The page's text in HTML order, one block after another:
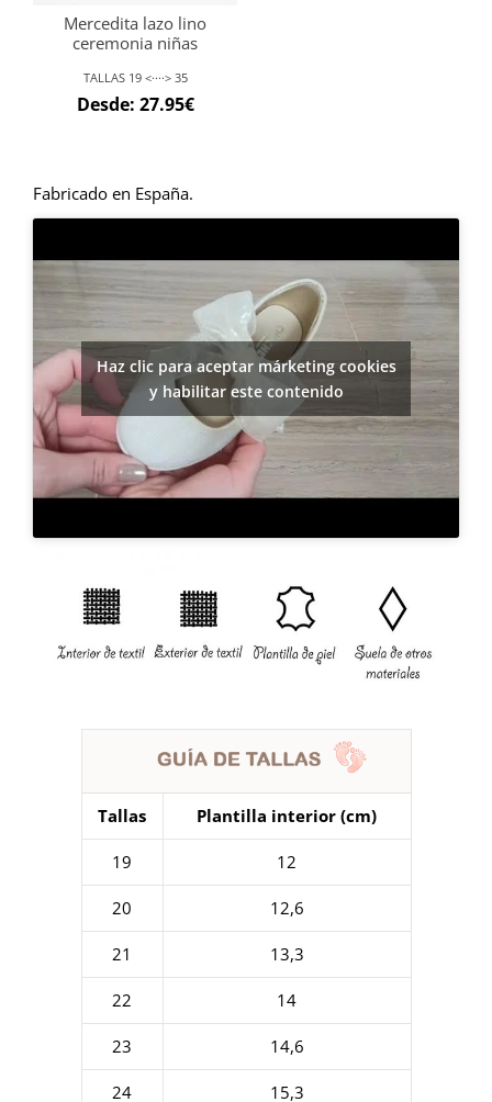
Mercedita lazo lino
ceremonia niñas
TALLAS 19 <····> 35
Desde: 27.95€
Fabricado en España.
Haz clic para aceptar márketing cookies
y habilitar este contenido
Tallas Plantilla interior (cm)
19 12
20 12,6
21 13,3
22 14
23 14,6
24 15,3